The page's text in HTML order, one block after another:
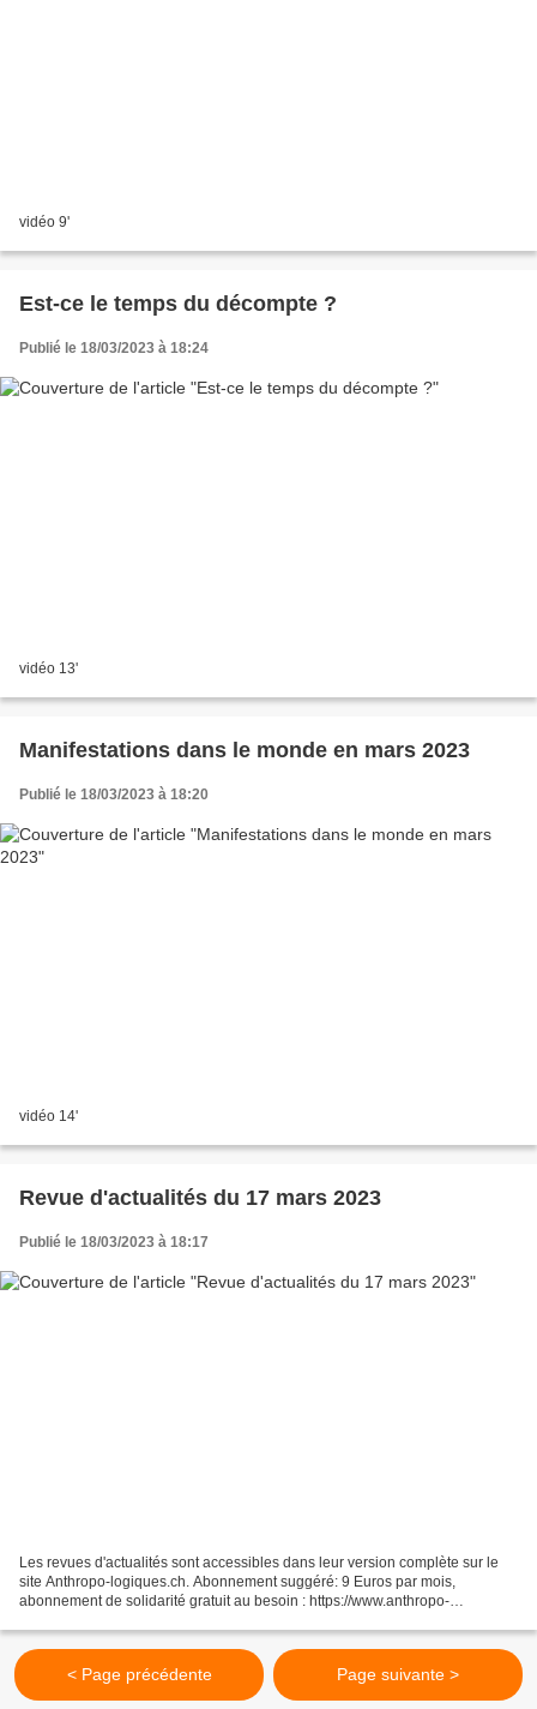
vidéo 9'
Est-ce le temps du décompte ?
Publié le 18/03/2023 à 18:24
vidéo 13'
Manifestations dans le monde en mars 2023
Publié le 18/03/2023 à 18:20
vidéo 14'
Revue d'actualités du 17 mars 2023
Publié le 18/03/2023 à 18:17
Les revues d'actualités sont accessibles dans leur version complète sur le
site Anthropo-logiques.ch. Abonnement suggéré: 9 Euros par mois,
abonnement de solidarité gratuit au besoin : https://www.anthropo-
< Page précédente Page suivante >